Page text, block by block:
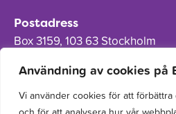
Användning av cookies på
Vi använder cookies för att
Postadress
Box 3159, 103 63 Stockholm